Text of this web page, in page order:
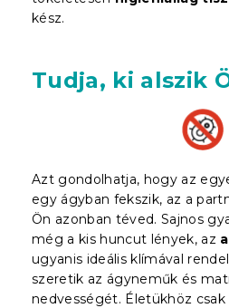
kész.
Tudja, ki alszik
Azt gondolhatja, hogy az
egy ágyban fekszik, az a
Ön azonban téved. Sajnos
még a kis huncut lények, az
ugyanis ideális klímával
szeretik az ágyneműk és
nedvességét. Életükhöz